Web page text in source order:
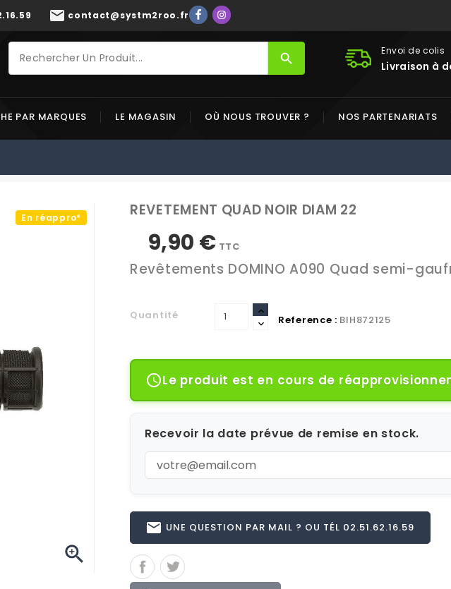
mail contact@systm2roo.fr
Envoi de colis
Livraison à
search
PAR MARQUES LE MAGASIN OÙ NOUS TROUVER ? NOS PARTENARIATS
En réappro*

REVETEMENT QUAD NOIR DIAM 22
9,90 € TTC
Revêtements DOMINO A090 Quad semi-
Quantité Reference : BIH872125
Le produit est en cours de
Recevoir la date prévue de remise en stock.
email UNE QUESTION PAR MAIL ? OU TÉL 02.51.62.16.59